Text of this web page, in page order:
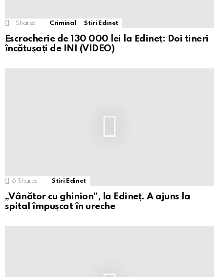
1 Shares Criminal Stiri Edinet
Escrocherie de 130 000 lei la Edineț: Doi tineri
încătușați de INI (VIDEO)
6 Shares Stiri Edinet
„Vânător cu ghinion”, la Edineț. A ajuns la
spital împușcat în ureche